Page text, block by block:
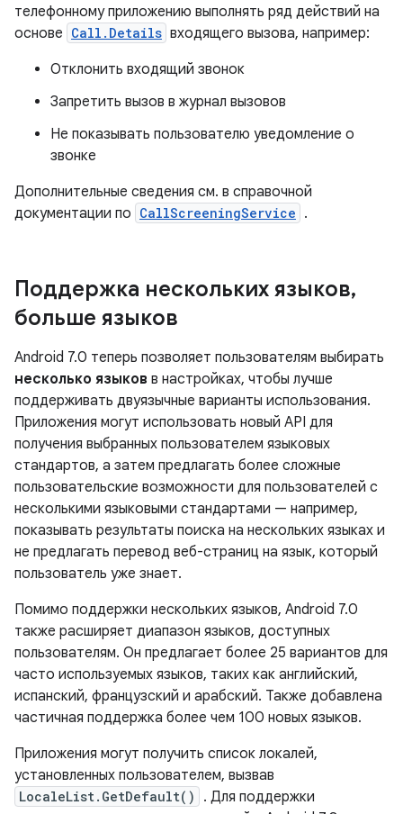
телефонному приложению выполнять ряд действий на
основе Call.Details входящего вызова, например:
Отклонить входящий звонок
Запретить вызов в журнал вызовов
Не показывать пользователю уведомление о
звонке
Дополнительные сведения см. в справочной
документации по CallScreeningService .
Поддержка нескольких языков,
больше языков
Android 7.0 теперь позволяет пользователям выбирать
несколько языков в настройках, чтобы лучше
поддерживать двуязычные варианты использования.
Приложения могут использовать новый API для
получения выбранных пользователем языковых
стандартов, а затем предлагать более сложные
пользовательские возможности для пользователей с
несколькими языковыми стандартами — например,
показывать результаты поиска на нескольких языках и
не предлагать перевод веб-страниц на язык, который
пользователь уже знает.
Помимо поддержки нескольких языков, Android 7.0
также расширяет диапазон языков, доступных
пользователям. Он предлагает более 25 вариантов для
часто используемых языков, таких как английский,
испанский, французский и арабский. Также добавлена ​​
частичная поддержка более чем 100 новых языков.
Приложения могут получить список локалей,
установленных пользователем, вызвав
LocaleList.GetDefault()
. Для поддержки